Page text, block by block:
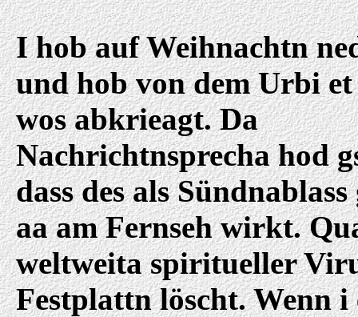
I hob auf Weihnachtn
und hob von dem Urbi
wos abkrieagt. Da
Nachrichtnsprecha hod
dass des als
aa am Fernseh wirkt.
weltweita spiritueller
Festplattn löscht. Wenn i